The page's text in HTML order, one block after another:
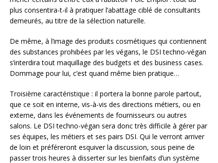
plus consentira-t-il à pratiquer l’abattage ciblé de consultants
demeurés, au titre de la sélection naturelle.
De même, à l’image des produits cosmétiques qui contiennent
des substances prohibées par les végans, le DSI techno-végan
s’interdira tout maquillage des budgets et des business cases.
Dommage pour lui, c’est quand même bien pratique…
Troisième caractéristique : il portera la bonne parole partout,
que ce soit en interne, vis-à-vis des directions métiers, ou en
externe, dans les événements de fournisseurs ou autres
salons. Le DSI techno-végan sera donc très difficile à gérer par
ses équipes, les métiers et ses pairs DSI. Qui le verront arriver
de loin et préféreront esquiver la discussion, sous peine de
passer trois heures à disserter sur les bienfaits d’un système